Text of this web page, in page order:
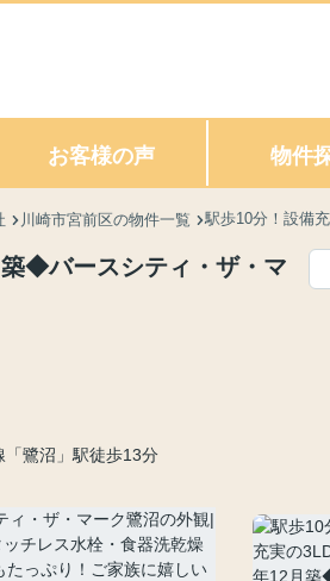
お客様の声 物件
川崎市宮前区の物件一覧 駅歩10分！設備
◆バースシティ・ザ・マ
「鷺沼」駅徒歩13分